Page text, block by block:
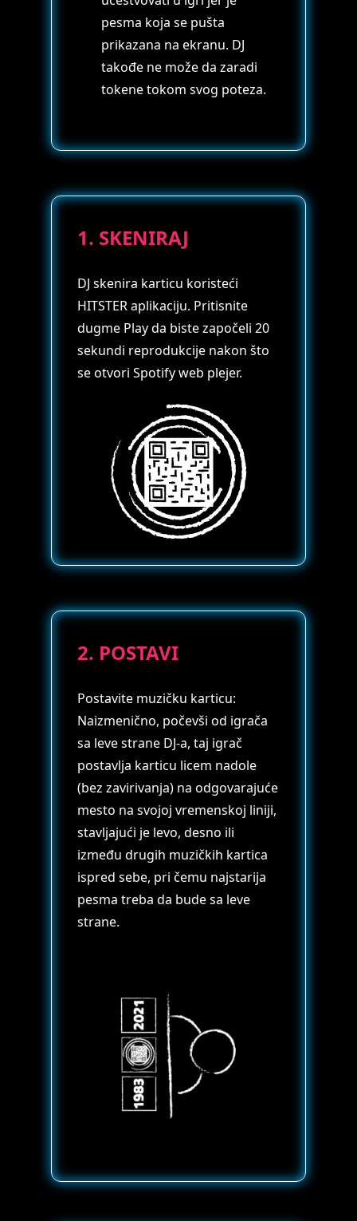
pesma koja se pušta
prikazana na ekranu. DJ
takođe ne može da zaradi
tokene tokom svog poteza.
1. SKENIRAJ
DJ skenira karticu koristeći
HITSTER aplikaciju. Pritisnite
dugme Play da biste započeli 20
sekundi reprodukcije nakon što
se otvori Spotify web plejer.
2. POSTAVI
Postavite muzičku karticu:
Naizmenično, počevši od igrača
sa leve strane DJ-a, taj igrač
postavlja karticu licem nadole
(bez zavirivanja) na odgovarajuće
mesto na svojoj vremenskoj liniji,
stavljajući je levo, desno ili
između drugih muzičkih kartica
ispred sebe, pri čemu najstarija
pesma treba da bude sa leve
strane.